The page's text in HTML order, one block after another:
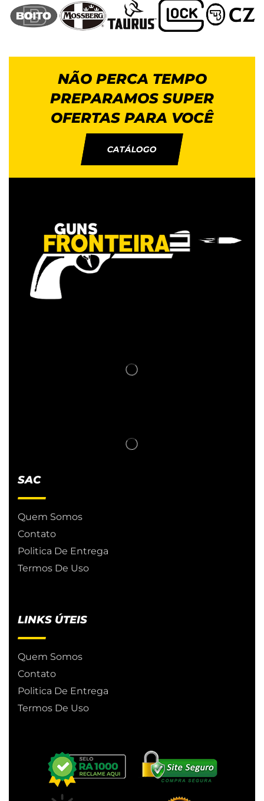
NÃO PERCA TEMPO
PREPARAMOS SUPER
OFERTAS PARA VOCÊ
CATÁLOGO
SAC
Quem Somos
Contato
Politica De Entrega
Termos De Uso
LINKS ÚTEIS
Quem Somos
Contato
Politica De Entrega
Termos De Uso